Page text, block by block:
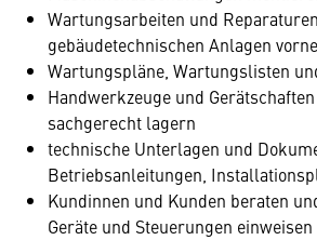
Wartungsarbeiten und
gebäudetechnischen Anlagen
Wartungspläne, Wartungslisten
Handwerkzeuge und
sachgerecht lagern
technische Unterlagen und
Betriebsanleitungen,
Kundinnen und Kunden beraten
Geräte und Steuerungen einweisen